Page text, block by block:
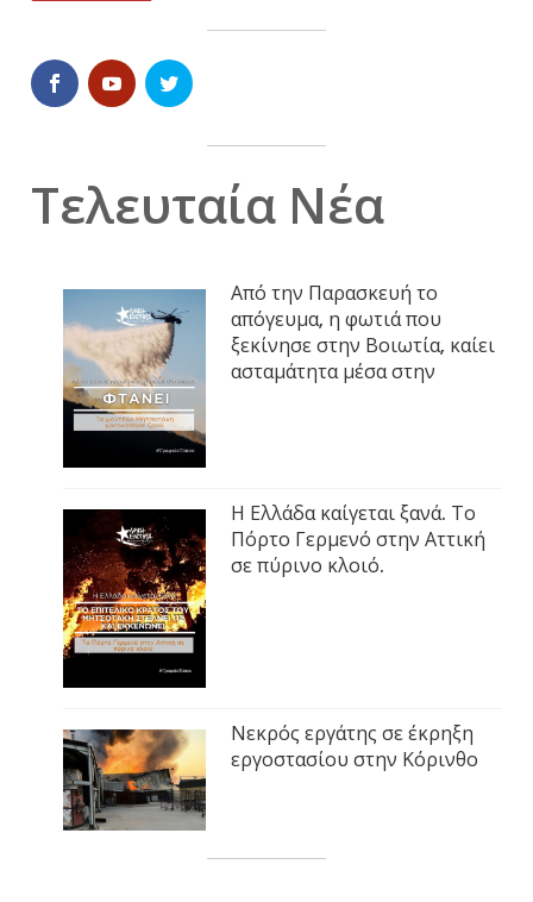
Τελευταία Νέα
Από την Παρασκευή το
απόγευμα, η φωτιά που
ξεκίνησε στην Βοιωτία, καίει
ασταμάτητα μέσα στην
Η Ελλάδα καίγεται ξανά. Το
Πόρτο Γερμενό στην Αττική
σε πύρινο κλοιό.
Νεκρός εργάτης σε έκρηξη
εργοστασίου στην Κόρινθο